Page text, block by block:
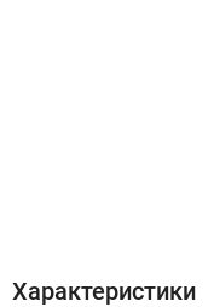
Характеристики